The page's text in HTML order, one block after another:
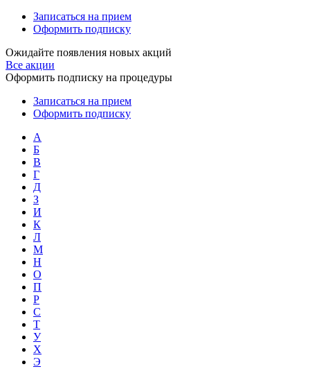
Записаться на прием
Оформить подписку
Ожидайте появления новых акций
Все акции
Оформить подписку на процедуры
Записаться на прием
Оформить подписку
А
Б
В
Г
Д
З
И
К
Л
М
Н
О
П
Р
С
Т
У
Х
Э